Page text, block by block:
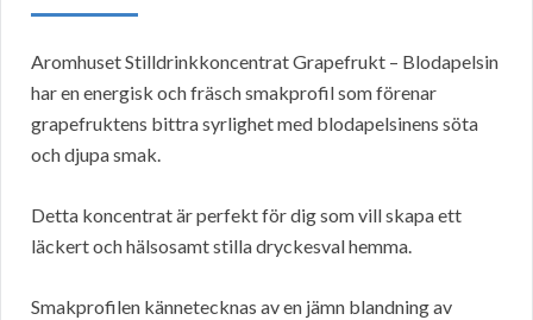
Aromhuset Stilldrinkkoncentrat Grapefrukt – Blodapelsin
har en energisk och fräsch smakprofil som förenar
grapefruktens bittra syrlighet med blodapelsinens söta
och djupa smak.
Detta koncentrat är perfekt för dig som vill skapa ett
läckert och hälsosamt stilla dryckesval hemma.
Smakprofilen kännetecknas av en jämn blandning av